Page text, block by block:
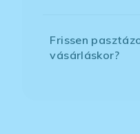
Frissen
vásárláskor?